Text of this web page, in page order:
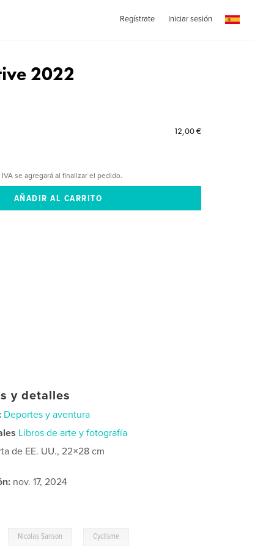
Regístrate Iniciar sesión
2022
12,00 €
IVA se agregará al finalizar el pedido.
y detalles
Deportes y aventura
Libros de arte y fotografía
de EE. UU., 22×28 cm
nov. 17, 2024
Nicolas Sanson Cyclisme